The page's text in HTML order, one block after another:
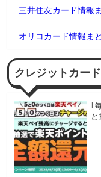
三井住友カード情報
オリコカード情報ま
クレジットカー
｢